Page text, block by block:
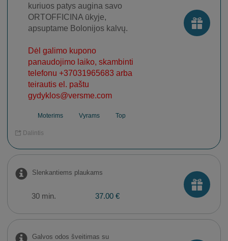
kuriuos patys augina savo
ORTOFFICINA ūkyje,
apsuptame Bolonijos kalvų.
Dėl galimo kupono
panaudojimo laiko, skambinti
telefonu +37031965683 arba
teirautis el. paštu
gydyklos@versme.com
Moterims Vyrams Top
Dalintis
Slenkantiems plaukams
30 min. 37.00 €
Galvos odos šveitimas su